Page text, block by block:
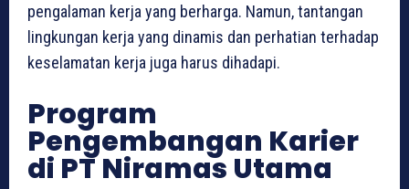
pengalaman kerja yang berharga. Namun, tantangan
lingkungan kerja yang dinamis dan perhatian terhadap
keselamatan kerja juga harus dihadapi.
Program
Pengembangan Karier
di PT Niramas Utama